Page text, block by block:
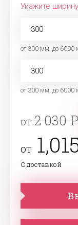
Укажите
от 300 мм. до 6000
от 300 мм. до 6000
от2 030
от
С доставкой